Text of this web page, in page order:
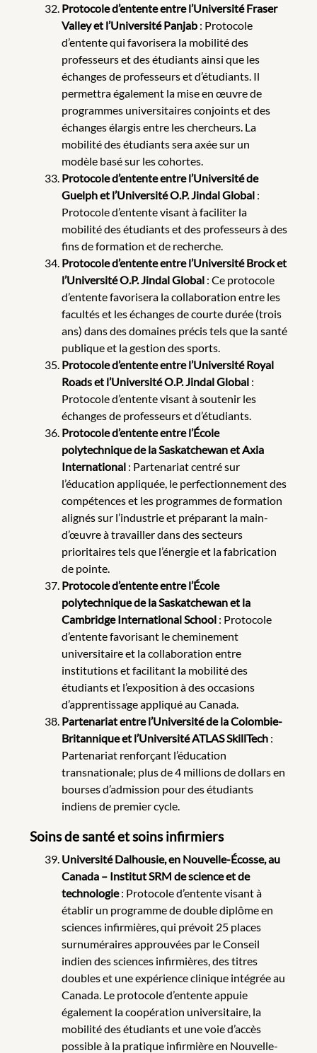
Protocole d’entente entre l’Université Fraser
Valley et l’Université Panjab: Protocole
d’entente qui favorisera la mobilité des
professeurs et des étudiants ainsi que les
échanges de professeurs et d’étudiants. Il
permettra également la mise en œuvre de
programmes universitaires conjoints et des
échanges élargis entre les chercheurs. La
mobilité des étudiants sera axée sur un
modèle basé sur les cohortes.
Protocole d’entente entre l’Université de
Guelph et l’Université O.P. Jindal Global:
Protocole d’entente visant à faciliter la
mobilité des étudiants et des professeurs à des
fins de formation et de recherche.
Protocole d’entente entre l’Université Brock et
l’Université O.P. Jindal Global: Ce protocole
d’entente favorisera la collaboration entre les
facultés et les échanges de courte durée (trois
ans) dans des domaines précis tels que la santé
publique et la gestion des sports.
Protocole d’entente entre l’Université Royal
Roads et l’Université O.P. Jindal Global:
Protocole d’entente visant à soutenir les
échanges de professeurs et d’étudiants.
Protocole d’entente entre l’École
polytechnique de la Saskatchewan et Axia
International: Partenariat centré sur
l’éducation appliquée, le perfectionnement des
compétences et les programmes de formation
alignés sur l’industrie et préparant la main-
d’œuvre à travailler dans des secteurs
prioritaires tels que l’énergie et la fabrication
de pointe.
Protocole d’entente entre l’École
polytechnique de la Saskatchewan et la
Cambridge International School: Protocole
d’entente favorisant le cheminement
universitaire et la collaboration entre
institutions et facilitant la mobilité des
étudiants et l’exposition à des occasions
d’apprentissage appliqué au Canada.
Partenariat entre l’Université de la Colombie-
Britannique et l’Université ATLAS SkillTech:
Partenariat renforçant l’éducation
transnationale; plus de 4 millions de dollars en
bourses d’admission pour des étudiants
indiens de premier cycle.
Soins de santé et soins infirmiers
Université Dalhousie, en Nouvelle-Écosse, au
Canada – Institut SRM de science et de
technologie: Protocole d’entente visant à
établir un programme de double diplôme en
sciences infirmières, qui prévoit 25 places
surnuméraires approuvées par le Conseil
indien des sciences infirmières, des titres
doubles et une expérience clinique intégrée au
Canada. Le protocole d’entente appuie
également la coopération universitaire, la
mobilité des étudiants et une voie d’accès
possible à la pratique infirmière en Nouvelle-